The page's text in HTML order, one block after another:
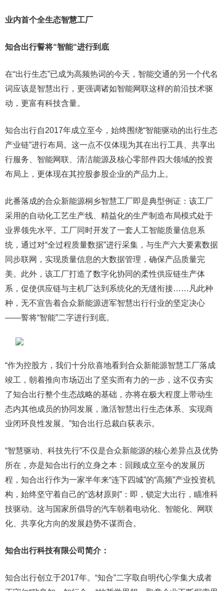
业内首个全生态智慧工厂
知合出行誓将“智能“进行到底
在“出行生态”已成为高频热词的今天，智能交通的另一个代名
词应该是智慧出行，更强调诸如智能网联这样的前沿技术驱
动，更富有科技含量。
知合出行自2017年成立至今，始终围绕“智能驱动的出行生态
产业链”进行布局。这一点不仅体现为其在出行工具、共享出
行服务、智能网联、清洁能源及核心零部件四大领域的投资
布局上，更体现在其控股参股企业的产品力上。
此番落成的合众新能源桐乡智慧工厂即是典型例证：该工厂
采用的自动化工艺生产线、精益化的生产制造布局模式处于
业界领先水平。工厂同时开发了一套人工智能质量信息系
统，通过对“全过程质量数据”进行采集，与生产六大要素数据
同步联网，实现质量信息的大数据管理，确保产品质量完
美。此外，该工厂打造了数字化协同的柔性供应链生产体
系，促使供应链与主机厂达到系统化的无缝衔接……凡此种
种，无不宣告着合众新能源进军智慧出行行业的坚定决心
——誓将“智能”二字进行到底。
“作为控股方，我们十分欣喜地看到合众新能源智慧工厂落成
竣工，朝着推向市场迈出了坚实而有力的一步，这不仅夯实
了知合出行整个生态战略的基础，亦将在极大程度上带动生
态内其他成员的协同发展，激活智慧出行生态体系、实现商
业闭环良性发展。”知合出行总裁白荻表示。
“智慧驱动、科技先行”不仅是合众新能源的核心差异点及优势
所在，亦是知合出行的立身之本：回顾成立至今的发展历
程，知合出行作为一家半年来“连下四城”的“高频”产业投资机
构，始终坚守着自己的“选材原则”：即，锁定大出行，瞄准科
技驱动。这与国家所倡导的汽车朝着电动化、智能化、网联
化、共享化方向的发展趋势不谋而合。
知合出行科技有限公司简介 ：
知合出行创立于2017年。“知合”二字取自明代心学集大成者